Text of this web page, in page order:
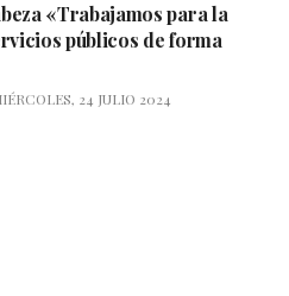
«Trabajamos para la
públicos de forma
24 JULIO 2024